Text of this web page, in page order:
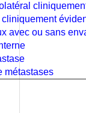
ou sans
métastases